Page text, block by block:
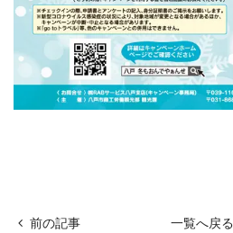
前の記事 一覧へ戻る